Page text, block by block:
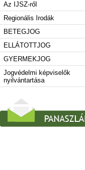
Az IJSZ-ről
Regionális Irodák
BETEGJOG
ELLÁTOTTJOG
GYERMEKJOG
Jogvédelmi képviselők
nyilvántartása